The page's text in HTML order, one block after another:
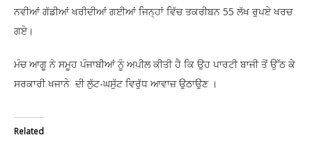
ਨਵੀਆਂ ਗੱਡੀਆਂ ਖਰੀਦੀਆਂ ਗਈਆਂ ਜਿਨ੍ਹਾਂ ਵਿੱਚ ਤਕਰੀਬਨ 55 ਲੱਖ ਰੁਪਏ ਖਰਚ
ਗਏ।
ਮੰਚ ਆਗੂ ਨੇ ਸਮੂਹ ਪੰਜਾਬੀਆਂ ਨੂੰ ਅਪੀਲ ਕੀਤੀ ਹੈ ਕਿ ਉਹ ਪਾਰਟੀ ਬਾਜੀ ਤੋਂ ਉੱਠ ਕੇ
ਸਰਕਾਰੀ ਖਜਾਨੇ ਦੀ ਲੁੱਟ-ਘਸੁੱਟ ਵਿਰੁੱਧ ਆਵਾਜ਼ ਉਠਾਉਣ ।
Related